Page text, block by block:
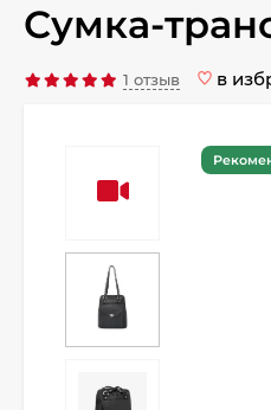
Сумка-
1 отзыв в